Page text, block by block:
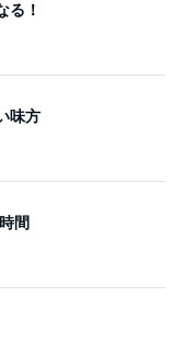
る！
味方
間